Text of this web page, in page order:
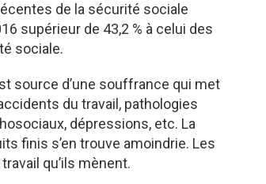
de la sécurité sociale
supérieur de 43,2 % à celui des
sociale.
source d’une souffrance qui met
du travail, pathologies
dépressions, etc. La
finis s’en trouve amoindrie. Les
qu’ils mènent.